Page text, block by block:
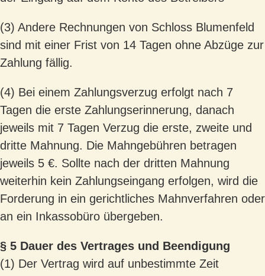
(3) Andere Rechnungen von Schloss Blumenfeld
sind mit einer Frist von 14 Tagen ohne Abzüge zur
Zahlung fällig.
(4) Bei einem Zahlungsverzug erfolgt nach 7
Tagen die erste Zahlungserinnerung, danach
jeweils mit 7 Tagen Verzug die erste, zweite und
dritte Mahnung. Die Mahngebühren betragen
jeweils 5 €. Sollte nach der dritten Mahnung
weiterhin kein Zahlungseingang erfolgen, wird die
Forderung in ein gerichtliches Mahnverfahren oder
an ein Inkassobüro übergeben.
§ 5 Dauer des Vertrages und Beendigung
(1) Der Vertrag wird auf unbestimmte Zeit